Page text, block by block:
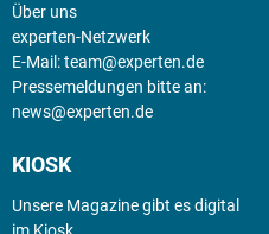
Über uns
experten-Netzwerk
E-Mail:team@experten.de
Pressemeldungen bitte an:
news@experten.de
KIOSK
Unsere Magazine gibt es digital
im Kiosk